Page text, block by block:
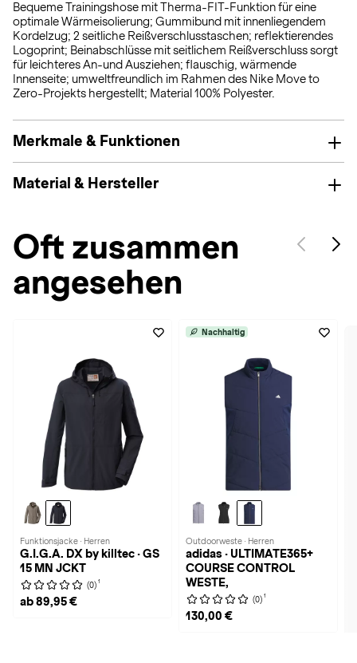
Bequeme Trainingshose mit Therma-FIT-Funktion für eine
optimale Wärmeisolierung; Gummibund mit innenliegendem
Kordelzug; 2 seitliche Reißverschlusstaschen; reflektierendes
Logoprint; Beinabschlüsse mit seitlichem Reißverschluss sorgt
für leichteres An-und Ausziehen; flauschig, wärmende
Innenseite; umweltfreundlich im Rahmen des Nike Move to
Zero-Projekts hergestellt; Material 100% Polyester.
Merkmale & Funktionen
Material & Hersteller
Oft zusammen
angesehen
Funktionsjacke · Herren
G.I.G.A. DX by killtec · GS
15 MN JCKT
(0) 1
ab 89,95 €
Nachhaltig
Outdoorweste · Herren
adidas · ULTIMATE365+
COURSE CONTROL
WESTE,
(0) 1
130,00 €